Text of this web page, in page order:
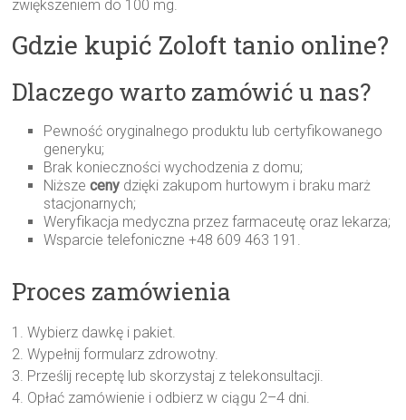
zwiększeniem do 100 mg.
Gdzie kupić Zoloft tanio online?
Dlaczego warto zamówić u nas?
Pewność oryginalnego produktu lub certyfikowanego
generyku;
Brak konieczności wychodzenia z domu;
Niższeceny dzięki zakupom hurtowym i braku marż
stacjonarnych;
Weryfikacja medyczna przez farmaceutę oraz lekarza;
Wsparcie telefoniczne +48 609 463 191.
Proces zamówienia
1. Wybierz dawkę i pakiet.
2. Wypełnij formularz zdrowotny.
3. Prześlij receptę lub skorzystaj z telekonsultacji.
4. Opłać zamówienie i odbierz w ciągu 2–4 dni.